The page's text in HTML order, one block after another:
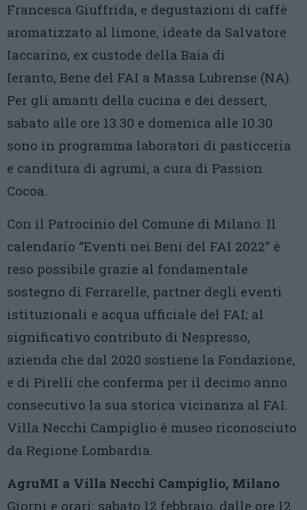
Francesca Giuffrida, e degustazioni di caffè
aromatizzato al limone, ideate da Salvatore
Iaccarino, ex custode della Baia di
Ieranto, Bene del FAI a Massa Lubrense (NA).
Per gli amanti della cucina e dei dessert,
sabato alle ore 13.30 e domenica alle 10.30
sono in programma laboratori di pasticceria
e canditura di agrumi, a cura di Passion
Cocoa.
Con il Patrocinio del Comune di Milano. Il
calendario “Eventi nei Beni del FAI 2022” è
reso possibile grazie al fondamentale
sostegno di Ferrarelle, partner degli eventi
istituzionali e acqua ufficiale del FAI; al
significativo contributo di Nespresso,
azienda che dal 2020 sostiene la Fondazione,
e di Pirelli che conferma per il decimo anno
consecutivo la sua storica vicinanza al FAI.
Villa Necchi Campiglio è museo riconosciuto
da Regione Lombardia.
AgruMI a Villa Necchi Campiglio, Milano
Giorni e orari: sabato 12 febbraio, dalle ore 12